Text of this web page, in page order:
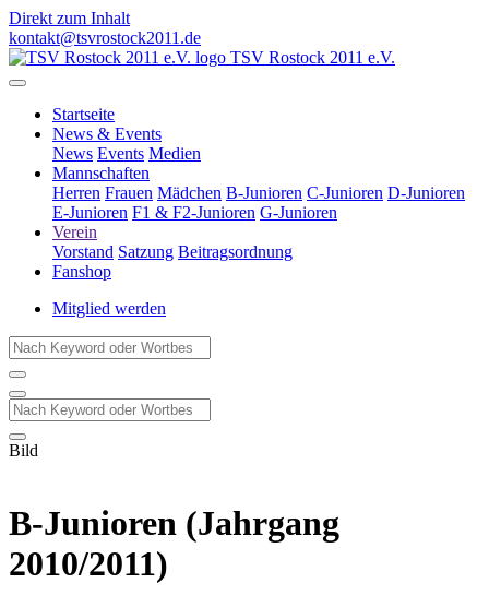
Direkt zum Inhalt
kontakt@tsvrostock2011.de
TSV Rostock 2011 e.V.
Startseite
News & Events
News Events Medien
Mannschaften
Herren Frauen Mädchen B-Junioren C-Junioren D-Junioren
E-Junioren F1 & F2-Junioren G-Junioren
Verein
Vorstand Satzung Beitragsordnung
Fanshop
Mitglied werden
Bild
B-Junioren (Jahrgang
2010/2011)